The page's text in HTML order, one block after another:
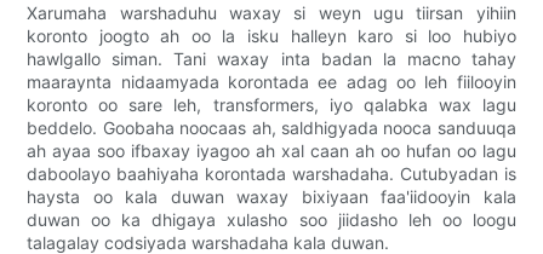
Xarumaha warshaduhu waxay si weyn ugu tiirsan yihiin
koronto joogto ah oo la isku halleyn karo si loo hubiyo
hawlgallo siman. Tani waxay inta badan la macno tahay
maaraynta nidaamyada korontada ee adag oo leh fiilooyin
koronto oo sare leh, transformers, iyo qalabka wax lagu
beddelo. Goobaha noocaas ah, saldhigyada nooca sanduuqa
ah ayaa soo ifbaxay iyagoo ah xal caan ah oo hufan oo lagu
daboolayo baahiyaha korontada warshadaha. Cutubyadan is
haysta oo kala duwan waxay bixiyaan faa'iidooyin kala
duwan oo ka dhigaya xulasho soo jiidasho leh oo loogu
talagalay codsiyada warshadaha kala duwan.